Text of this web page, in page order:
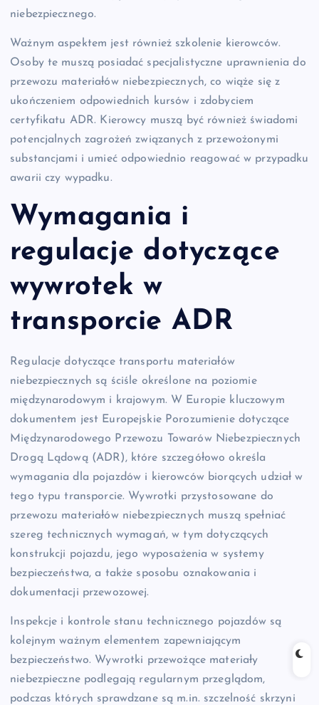
niebezpiecznego.
Ważnym aspektem jest również szkolenie kierowców.
Osoby te muszą posiadać specjalistyczne uprawnienia do
przewozu materiałów niebezpiecznych, co wiąże się z
ukończeniem odpowiednich kursów i zdobyciem
certyfikatu ADR. Kierowcy muszą być również świadomi
potencjalnych zagrożeń związanych z przewożonymi
substancjami i umieć odpowiednio reagować w przypadku
awarii czy wypadku.
Wymagania i
regulacje dotyczące
wywrotek w
transporcie ADR
Regulacje dotyczące transportu materiałów
niebezpiecznych są ściśle określone na poziomie
międzynarodowym i krajowym. W Europie kluczowym
dokumentem jest Europejskie Porozumienie dotyczące
Międzynarodowego Przewozu Towarów Niebezpiecznych
Drogą Lądową (ADR), które szczegółowo określa
wymagania dla pojazdów i kierowców biorących udział w
tego typu transporcie. Wywrotki przystosowane do
przewozu materiałów niebezpiecznych muszą spełniać
szereg technicznych wymagań, w tym dotyczących
konstrukcji pojazdu, jego wyposażenia w systemy
bezpieczeństwa, a także sposobu oznakowania i
dokumentacji przewozowej.
Inspekcje i kontrole stanu technicznego pojazdów są
kolejnym ważnym elementem zapewniającym
bezpieczeństwo. Wywrotki przewożące materiały
niebezpieczne podlegają regularnym przeglądom,
podczas których sprawdzane są m.in. szczelność skrzyni